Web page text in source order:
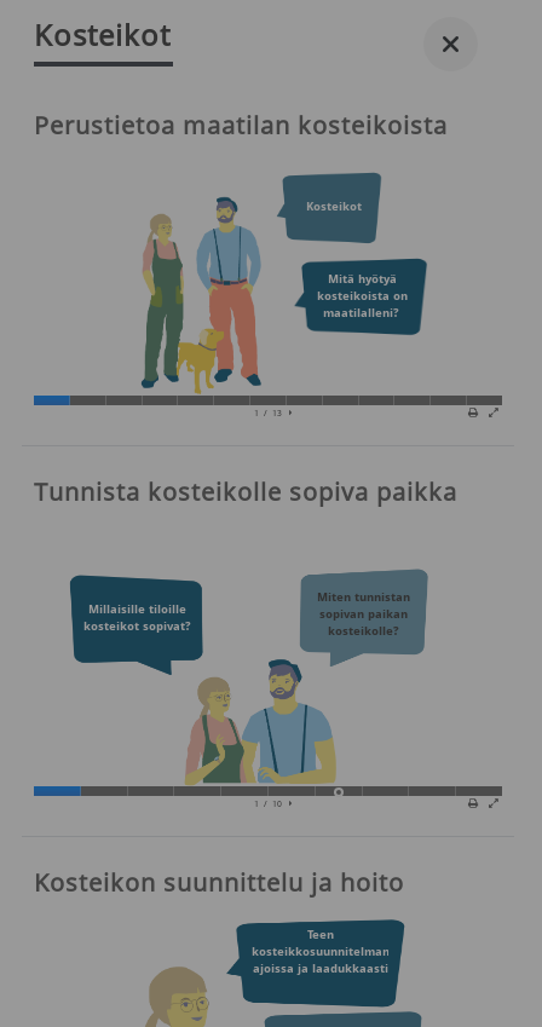
Kosteikot
Perustietoa maatilan kosteikoista
Tunnista kosteikolle sopiva paikka
Kosteikon suunnittelu ja hoito